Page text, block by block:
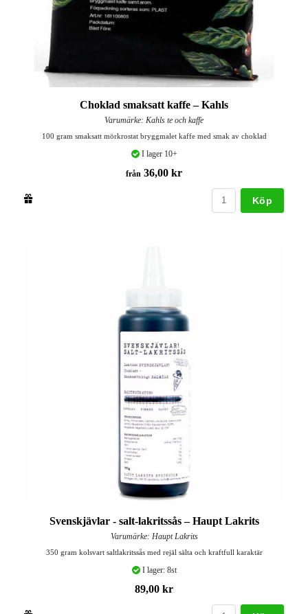
Choklad smaksatt kaffe – Kahls
Varumärke: Kahls te och kaffe
100 gram smaksatt mörkrostat bryggmalet kaffe med smak av choklad
I lager 10+
från 36,00 kr
Köp
Svenskjävlar - salt-lakritssås – Haupt Lakrits
Varumärke: Haupt Lakrits
350 gram kolsvart saltlakritssås med rejäl sälta och kraftfull karaktär
I lager: 8st
89,00 kr